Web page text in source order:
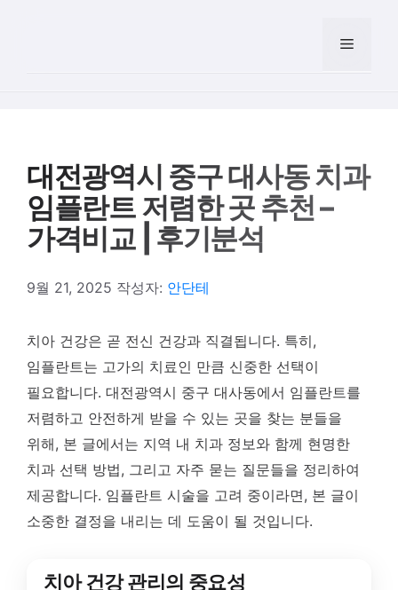
메뉴
대전광역시 중구 대사동 치과
임플란트 저렴한 곳 추천 –
가격비교 | 후기분석
9월 21, 2025 작성자: 안단테
치아 건강은 곧 전신 건강과 직결됩니다. 특히,
임플란트는 고가의 치료인 만큼 신중한 선택이
필요합니다. 대전광역시 중구 대사동에서 임플란트를
저렴하고 안전하게 받을 수 있는 곳을 찾는 분들을
위해, 본 글에서는 지역 내 치과 정보와 함께 현명한
치과 선택 방법, 그리고 자주 묻는 질문들을 정리하여
제공합니다. 임플란트 시술을 고려 중이라면, 본 글이
소중한 결정을 내리는 데 도움이 될 것입니다.
치아 건강 관리의 중요성